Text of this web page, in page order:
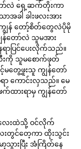
ော်လဲ ရှေ့ဆက်တိုးကာ
ခါ ခါးဖလးအား
ျွန် တော့်စိတ်တွေလဲပိုမို
တော်လဲ သူမအား
ရာပြင်ပေးလိုက်သည်။
းကို သူမစောက်ဖုတ်
မတွေ့ဖူးသူ ကျွန်တော်
ာ ကောင်းလှသည်။ မေ
ထားရာမှ ကျွန်တော်
လေးထဲသို့ ဝင်လိုက်
းတွင်တေ့ကာ ထိုးသွင်း
ားပြီး အံကြိတ်နေ